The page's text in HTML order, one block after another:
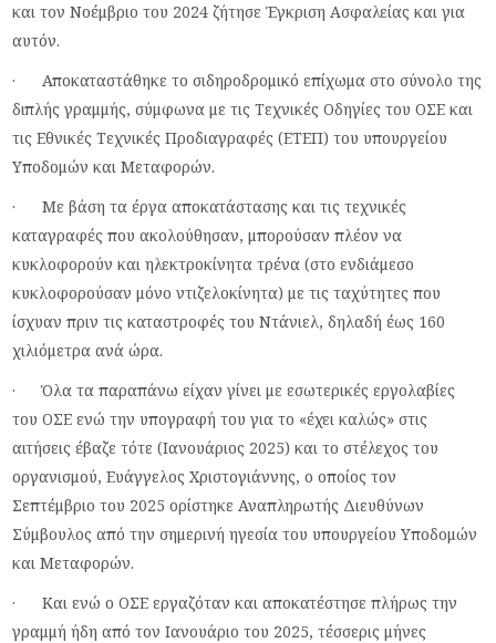
και τον Νοέμβριο του 2024 ζήτησε Έγκριση Ασφαλείας και για
αυτόν.
· Αποκαταστάθηκε το σιδηροδρομικό επίχωμα στο σύνολο της
διπλής γραμμής, σύμφωνα με τις Τεχνικές Οδηγίες του ΟΣΕ και
τις Εθνικές Τεχνικές Προδιαγραφές (ΕΤΕΠ) του υπουργείου
Υποδομών και Μεταφορών.
· Με βάση τα έργα αποκατάστασης και τις τεχνικές
καταγραφές που ακολούθησαν, μπορούσαν πλέον να
κυκλοφορούν και ηλεκτροκίνητα τρένα (στο ενδιάμεσο
κυκλοφορούσαν μόνο ντιζελοκίνητα) με τις ταχύτητες που
ίσχυαν πριν τις καταστροφές του Ντάνιελ, δηλαδή έως 160
χιλιόμετρα ανά ώρα.
· Όλα τα παραπάνω είχαν γίνει με εσωτερικές εργολαβίες
του ΟΣΕ ενώ την υπογραφή του για το «έχει καλώς» στις
αιτήσεις έβαζε τότε (Ιανουάριος 2025) και το στέλεχος του
οργανισμού, Ευάγγελος Χριστογιάννης, ο οποίος τον
Σεπτέμβριο του 2025 ορίστηκε Αναπληρωτής Διευθύνων
Σύμβουλος από την σημερινή ηγεσία του υπουργείου Υποδομών
και Μεταφορών.
· Και ενώ ο ΟΣΕ εργαζόταν και αποκατέστησε πλήρως την
γραμμή ήδη από τον Ιανουάριο του 2025, τέσσερις μήνες